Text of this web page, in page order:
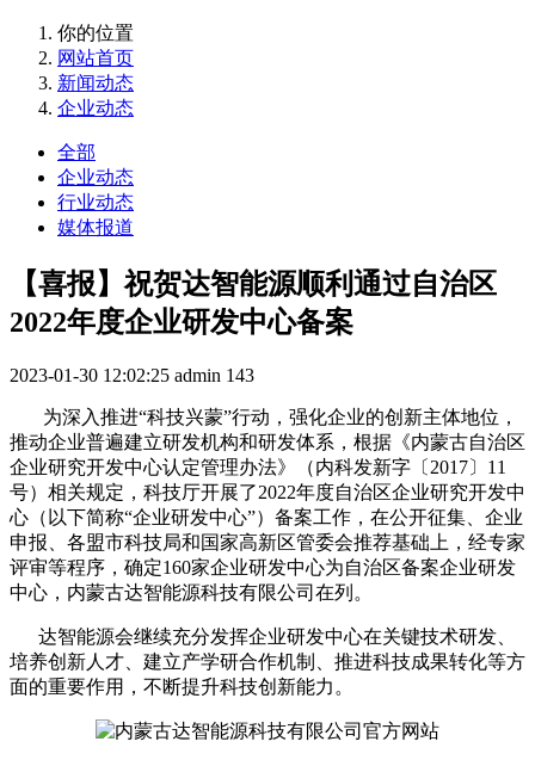
你的位置
网站首页
新闻动态
企业动态
全部
企业动态
行业动态
媒体报道
【喜报】祝贺达智能源顺利通过自治区
2022年度企业研发中心备案
2023-01-30 12:02:25 admin 143
为深入推进“科技兴蒙”行动，强化企业的创新主体地位，
推动企业普遍建立研发机构和研发体系，根据《内蒙古自治区
企业研究开发中心认定管理办法》（内科发新字〔2017〕11
号）相关规定，科技厅开展了2022年度自治区企业研究开发中
心（以下简称“企业研发中心”）备案工作，在公开征集、企业
申报、各盟市科技局和国家高新区管委会推荐基础上，经专家
评审等程序，确定160家企业研发中心为自治区备案企业研发
中心，内蒙古达智能源科技有限公司在列。
达智能源会继续充分发挥企业研发中心在关键技术研发、
培养创新人才、建立产学研合作机制、推进科技成果转化等方
面的重要作用，不断提升科技创新能力。